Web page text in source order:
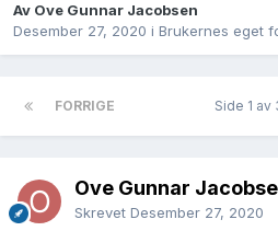
Av Ove Gunnar Jacobsen
Desember 27, 2020 i Brukernes eget
FORRIGE Side 1 av
Ove Gunnar
Skrevet Desember 27, 2020